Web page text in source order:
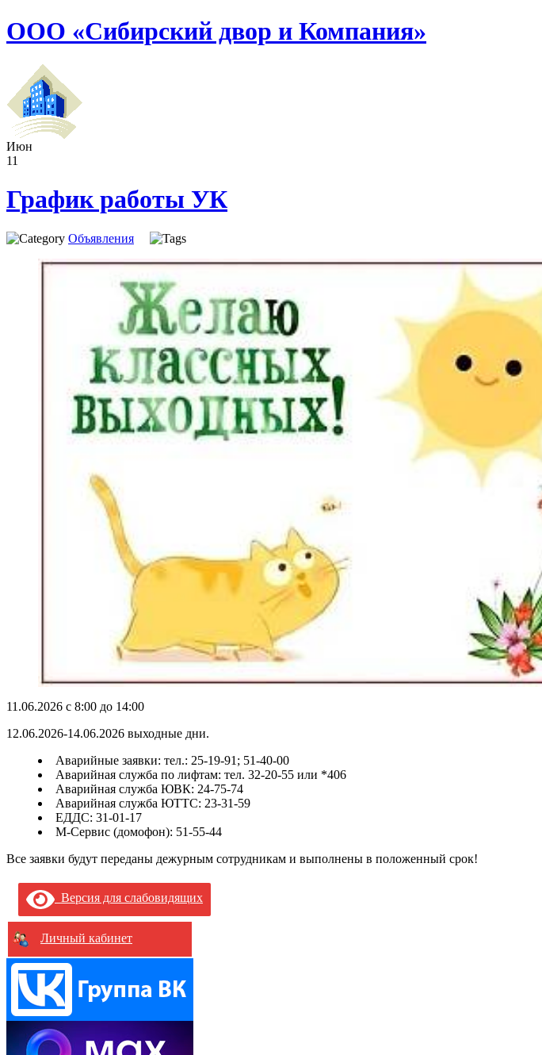
ООО «Сибирский двор и Компания»
Июн
11
График работы УК
Объявления
11.06.2026 с 8:00 до 14:00
12.06.2026-14.06.2026 выходные дни.
Аварийные заявки: тел.: 25-19-91; 51-40-00
Аварийная служба по лифтам: тел. 32-20-55 или *406
Аварийная служба ЮВК: 24-75-74
Аварийная служба ЮТТС: 23-31-59
ЕДДС: 31-01-17
М-Сервис (домофон): 51-55-44
Все заявки будут переданы дежурным сотрудникам и выполнены в положенный срок!
Версия для слабовидящих
Личный кабинет